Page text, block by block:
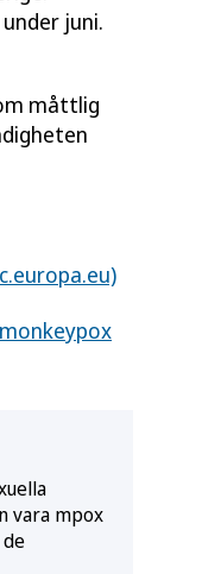
juni.
måttlig
vara mpox